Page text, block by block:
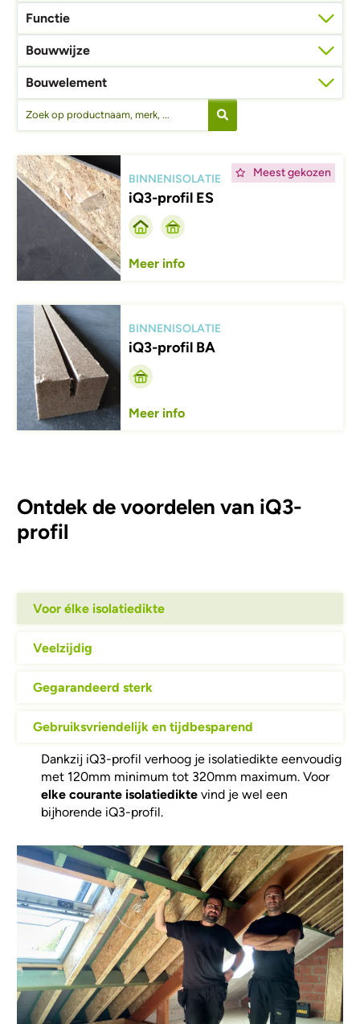
Functie
Bouwwijze
Bouwelement
Meest gekozen
Afbeelding
BINNENISOLATIE
iQ3-profil ES
Meer info
Afbeelding
BINNENISOLATIE
iQ3-profil BA
Meer info
Ontdek de voordelen van iQ3-
profil
Voor élke isolatiedikte
Veelzijdig
Gegarandeerd sterk
Gebruiksvriendelijk en tijdbesparend
Dankzij iQ3-profil verhoog je isolatiedikte eenvoudig
met 120mm minimum tot 320mm maximum. Voor
elke courante isolatiedikte vind je wel een
bijhorende iQ3-profil.